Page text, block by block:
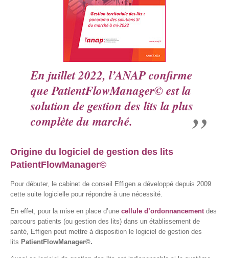
En juillet 2022, l’ANAP confirme
que PatientFlowManager© est la
solution de gestion des lits la plus
complète du marché.
Origine du logiciel de gestion des lits
PatientFlowManager©
Pour débuter, le cabinet de conseil Effigen a développé depuis 2009
cette suite logicielle pour répondre à une nécessité.
En effet, pour la mise en place d’une cellule d’ordonnancementdes
parcours patients (ou gestion des lits) dans un établissement de
santé, Effigen peut mettre à disposition le logiciel de gestion des
lits PatientFlowManager©.